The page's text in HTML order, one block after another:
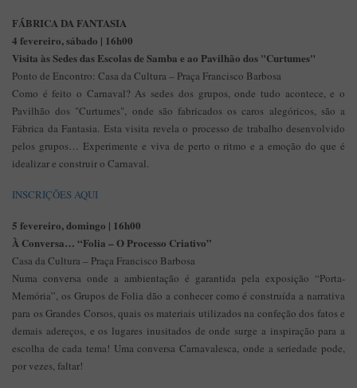
FÁBRICA DA FANTASIA
4 fevereiro, sábado | 16h00
Visita às Sedes das Escolas de Samba e ao Pavilhão dos "Curtumes"
Ponto de Encontro: Casa da Cultura – Praça Francisco Barbosa
Como é feito o Carnaval? As sedes dos grupos, onde tudo acontece, e o
Pavilhão dos "Curtumes", onde são fabricados os caros alegóricos, são a
Fábrica da Fantasia. Esta visita revela o processo de trabalho desenvolvido
pelos grupos… Experimente e viva de perto o ritmo e a emoção do que é
idealizar e construir o Carnaval.
INSCRIÇÕES AQUI
5 fevereiro, domingo | 16h00
À Conversa… “Folia – O Processo Criativo”
Casa da Cultura – Praça Francisco Barbosa
Numa conversa onde a ambientação é garantida pela exposição “Porta-
Memória”, os Grupos de Folia dão a conhecer como é construída a narrativa
para os Grandes Corsos, quais os materiais utilizados na confeção dos fatos e
demais adereços, e os lugares inusitados de onde surge a inspiração para a
escolha de cada tema! Uma conversa Carnavalesca, onde a seriedade pode,
por vezes, faltar!